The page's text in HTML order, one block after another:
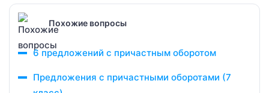
Похожие вопросы
6 предложений с причастным оборотом
Предложения с причастными оборотами (7